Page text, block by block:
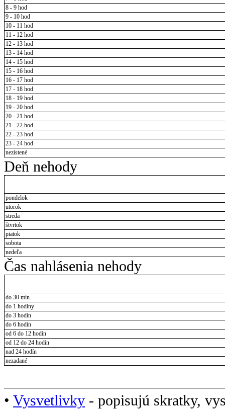
8 - 9 hod
9 - 10 hod
10 - 11 hod
11 - 12 hod
12 - 13 hod
13 - 14 hod
14 - 15 hod
15 - 16 hod
16 - 17 hod
17 - 18 hod
18 - 19 hod
19 - 20 hod
20 - 21 hod
21 - 22 hod
22 - 23 hod
23 - 24 hod
nezistené
Deň nehody
pondelok
utorok
streda
štvrtok
piatok
sobota
nedeľa
Čas nahlásenia nehody
do 30 min.
do 1 hodiny
do 3 hodín
do 6 hodín
od 6 do 12 hodín
od 12 do 24 hodín
nad 24 hodín
nezadané
• Vysvetlivky - popisujú skratky,